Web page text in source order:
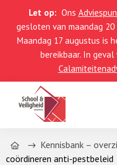
Let op: Ons
gesloten van maandag
Maandag 17 augustus is
bereikbaar. In
Home Kennisbank –
coördineren anti-pestbeleid